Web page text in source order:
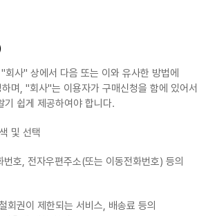
회사" 상에서 다음 또는 이와 유사한 방법에
며, "회사"는 이용자가 구매신청을 함에 있어서
기 쉽게 제공하여야 합니다.
및 선택
호, 전자우편주소(또는 이동전화번호) 등의
회권이 제한되는 서비스, 배송료 등의